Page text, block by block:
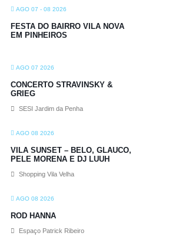
AGO 07 - 08 2026
FESTA DO BAIRRO VILA NOVA
EM PINHEIROS
AGO 07 2026
CONCERTO STRAVINSKY &
GRIEG
SESI Jardim da Penha
AGO 08 2026
VILA SUNSET – BELO, GLAUCO,
PELE MORENA E DJ LUUH
Shopping Vila Velha
AGO 08 2026
ROD HANNA
Espaço Patrick Ribeiro